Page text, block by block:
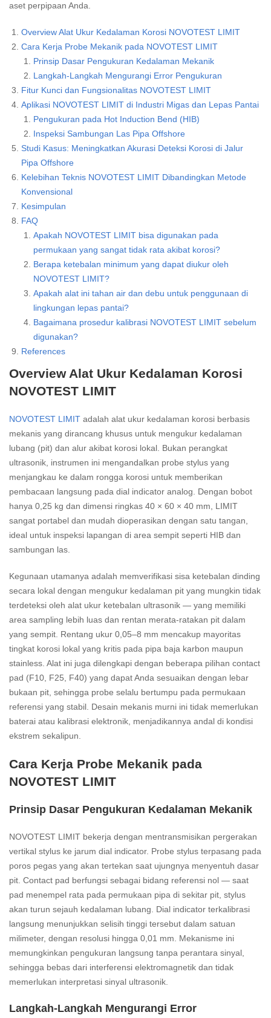
aset perpipaan Anda.
Overview Alat Ukur Kedalaman Korosi NOVOTEST LIMIT
Cara Kerja Probe Mekanik pada NOVOTEST LIMIT
Prinsip Dasar Pengukuran Kedalaman Mekanik
Langkah-Langkah Mengurangi Error Pengukuran
Fitur Kunci dan Fungsionalitas NOVOTEST LIMIT
Aplikasi NOVOTEST LIMIT di Industri Migas dan Lepas Pantai
Pengukuran pada Hot Induction Bend (HIB)
Inspeksi Sambungan Las Pipa Offshore
Studi Kasus: Meningkatkan Akurasi Deteksi Korosi di Jalur
Pipa Offshore
Kelebihan Teknis NOVOTEST LIMIT Dibandingkan Metode
Konvensional
Kesimpulan
FAQ
Apakah NOVOTEST LIMIT bisa digunakan pada
permukaan yang sangat tidak rata akibat korosi?
Berapa ketebalan minimum yang dapat diukur oleh
NOVOTEST LIMIT?
Apakah alat ini tahan air dan debu untuk penggunaan di
lingkungan lepas pantai?
Bagaimana prosedur kalibrasi NOVOTEST LIMIT sebelum
digunakan?
References
Overview Alat Ukur Kedalaman Korosi
NOVOTEST LIMIT
NOVOTEST LIMIT adalah alat ukur kedalaman korosi berbasis
mekanis yang dirancang khusus untuk mengukur kedalaman
lubang (pit) dan alur akibat korosi lokal. Bukan perangkat
ultrasonik, instrumen ini mengandalkan probe stylus yang
menjangkau ke dalam rongga korosi untuk memberikan
pembacaan langsung pada dial indicator analog. Dengan bobot
hanya 0,25 kg dan dimensi ringkas 40 × 60 × 40 mm, LIMIT
sangat portabel dan mudah dioperasikan dengan satu tangan,
ideal untuk inspeksi lapangan di area sempit seperti HIB dan
sambungan las.
Kegunaan utamanya adalah memverifikasi sisa ketebalan dinding
secara lokal dengan mengukur kedalaman pit yang mungkin tidak
terdeteksi oleh alat ukur ketebalan ultrasonik — yang memiliki
area sampling lebih luas dan rentan merata-ratakan pit dalam
yang sempit. Rentang ukur 0,05–8 mm mencakup mayoritas
tingkat korosi lokal yang kritis pada pipa baja karbon maupun
stainless. Alat ini juga dilengkapi dengan beberapa pilihan contact
pad (F10, F25, F40) yang dapat Anda sesuaikan dengan lebar
bukaan pit, sehingga probe selalu bertumpu pada permukaan
referensi yang stabil. Desain mekanis murni ini tidak memerlukan
baterai atau kalibrasi elektronik, menjadikannya andal di kondisi
ekstrem sekalipun.
Cara Kerja Probe Mekanik pada
NOVOTEST LIMIT
Prinsip Dasar Pengukuran Kedalaman Mekanik
NOVOTEST LIMIT bekerja dengan mentransmisikan pergerakan
vertikal stylus ke jarum dial indicator. Probe stylus terpasang pada
poros pegas yang akan tertekan saat ujungnya menyentuh dasar
pit. Contact pad berfungsi sebagai bidang referensi nol — saat
pad menempel rata pada permukaan pipa di sekitar pit, stylus
akan turun sejauh kedalaman lubang. Dial indicator terkalibrasi
langsung menunjukkan selisih tinggi tersebut dalam satuan
milimeter, dengan resolusi hingga 0,01 mm. Mekanisme ini
memungkinkan pengukuran langsung tanpa perantara sinyal,
sehingga bebas dari interferensi elektromagnetik dan tidak
memerlukan interpretasi sinyal ultrasonik.
Langkah-Langkah Mengurangi Error